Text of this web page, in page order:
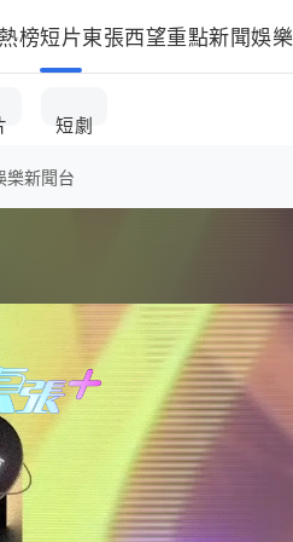
熱榜短片東張西望重點新聞娛樂
短劇
樂新聞台